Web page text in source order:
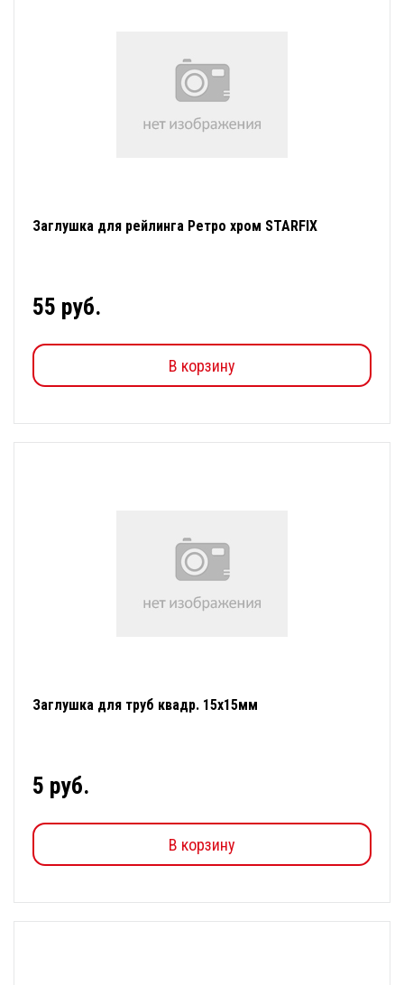
Заглушка для рейлинга Ретро хром STARFIX
55 руб.
В корзину
Заглушка для труб квадр. 15х15мм
5 руб.
В корзину